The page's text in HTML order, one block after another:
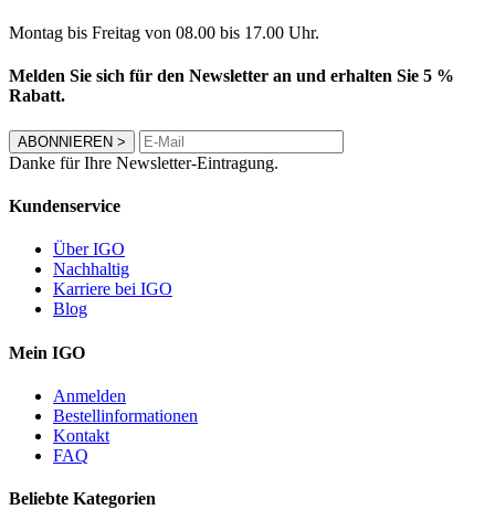
Montag bis Freitag von 08.00 bis 17.00 Uhr.
Melden Sie sich für den Newsletter an und erhalten Sie 5 %
Rabatt.
ABONNIEREN >
Danke für Ihre Newsletter-Eintragung.
Kundenservice
Über IGO
Nachhaltig
Karriere bei IGO
Blog
Mein IGO
Anmelden
Bestellinformationen
Kontakt
FAQ
Beliebte Kategorien